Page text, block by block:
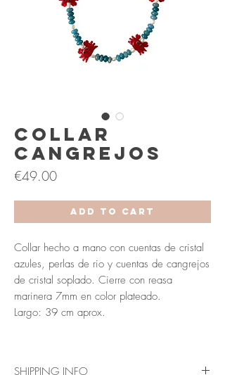
Collar
Cangrejos
€49.00Price
Add to Cart
Collar hecho a mano con cuentas de cristal
azules, perlas de rio y cuentas de cangrejos
de cristal soplado. Cierre con reasa
marinera 7mm en color plateado.
Largo: 39 cm aprox.
SHIPPING INFO